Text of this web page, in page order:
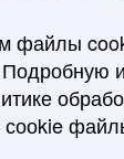
у меня
нормально.
утром с
файлы
сооkie